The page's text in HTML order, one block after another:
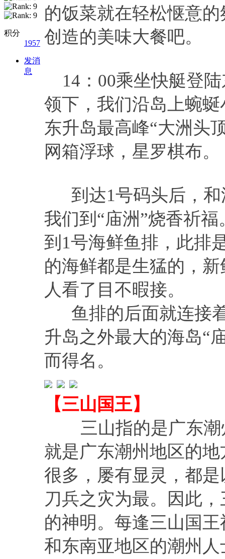
积分
1957
发消
息
的饭菜就在轻松惬意
创造的美味大餐吧。
14：00乘坐快艇登
领下，我们沿岛上蜿
东升岛最高峰“大洲头
网箱浮球，星罗棋布。
到达1号码头后，和
我们到“庙洲”烧香祈
到1号海鲜鱼排，此排
的海鲜都是生猛的，
人看了目不暇接。
鱼排的后面就连接
升岛之外最大的海岛“
而得名。
【三山国王】
三山指的是广东潮
就是广东潮州地区的
很多，屡有显灵，都
刀兵之灾为最。因此
的神明。每逢三山国
和东南亚地区的潮州